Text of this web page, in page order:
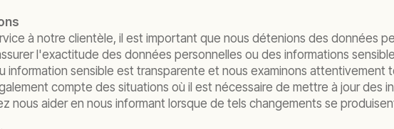
à notre clientèle, il est important que nous détenions des données
l'exactitude des données personnelles ou des informations
information sensible est transparente et nous examinons
compte des situations où il est nécessaire de mettre à jour des
nous aider en nous informant lorsque de tels changements se